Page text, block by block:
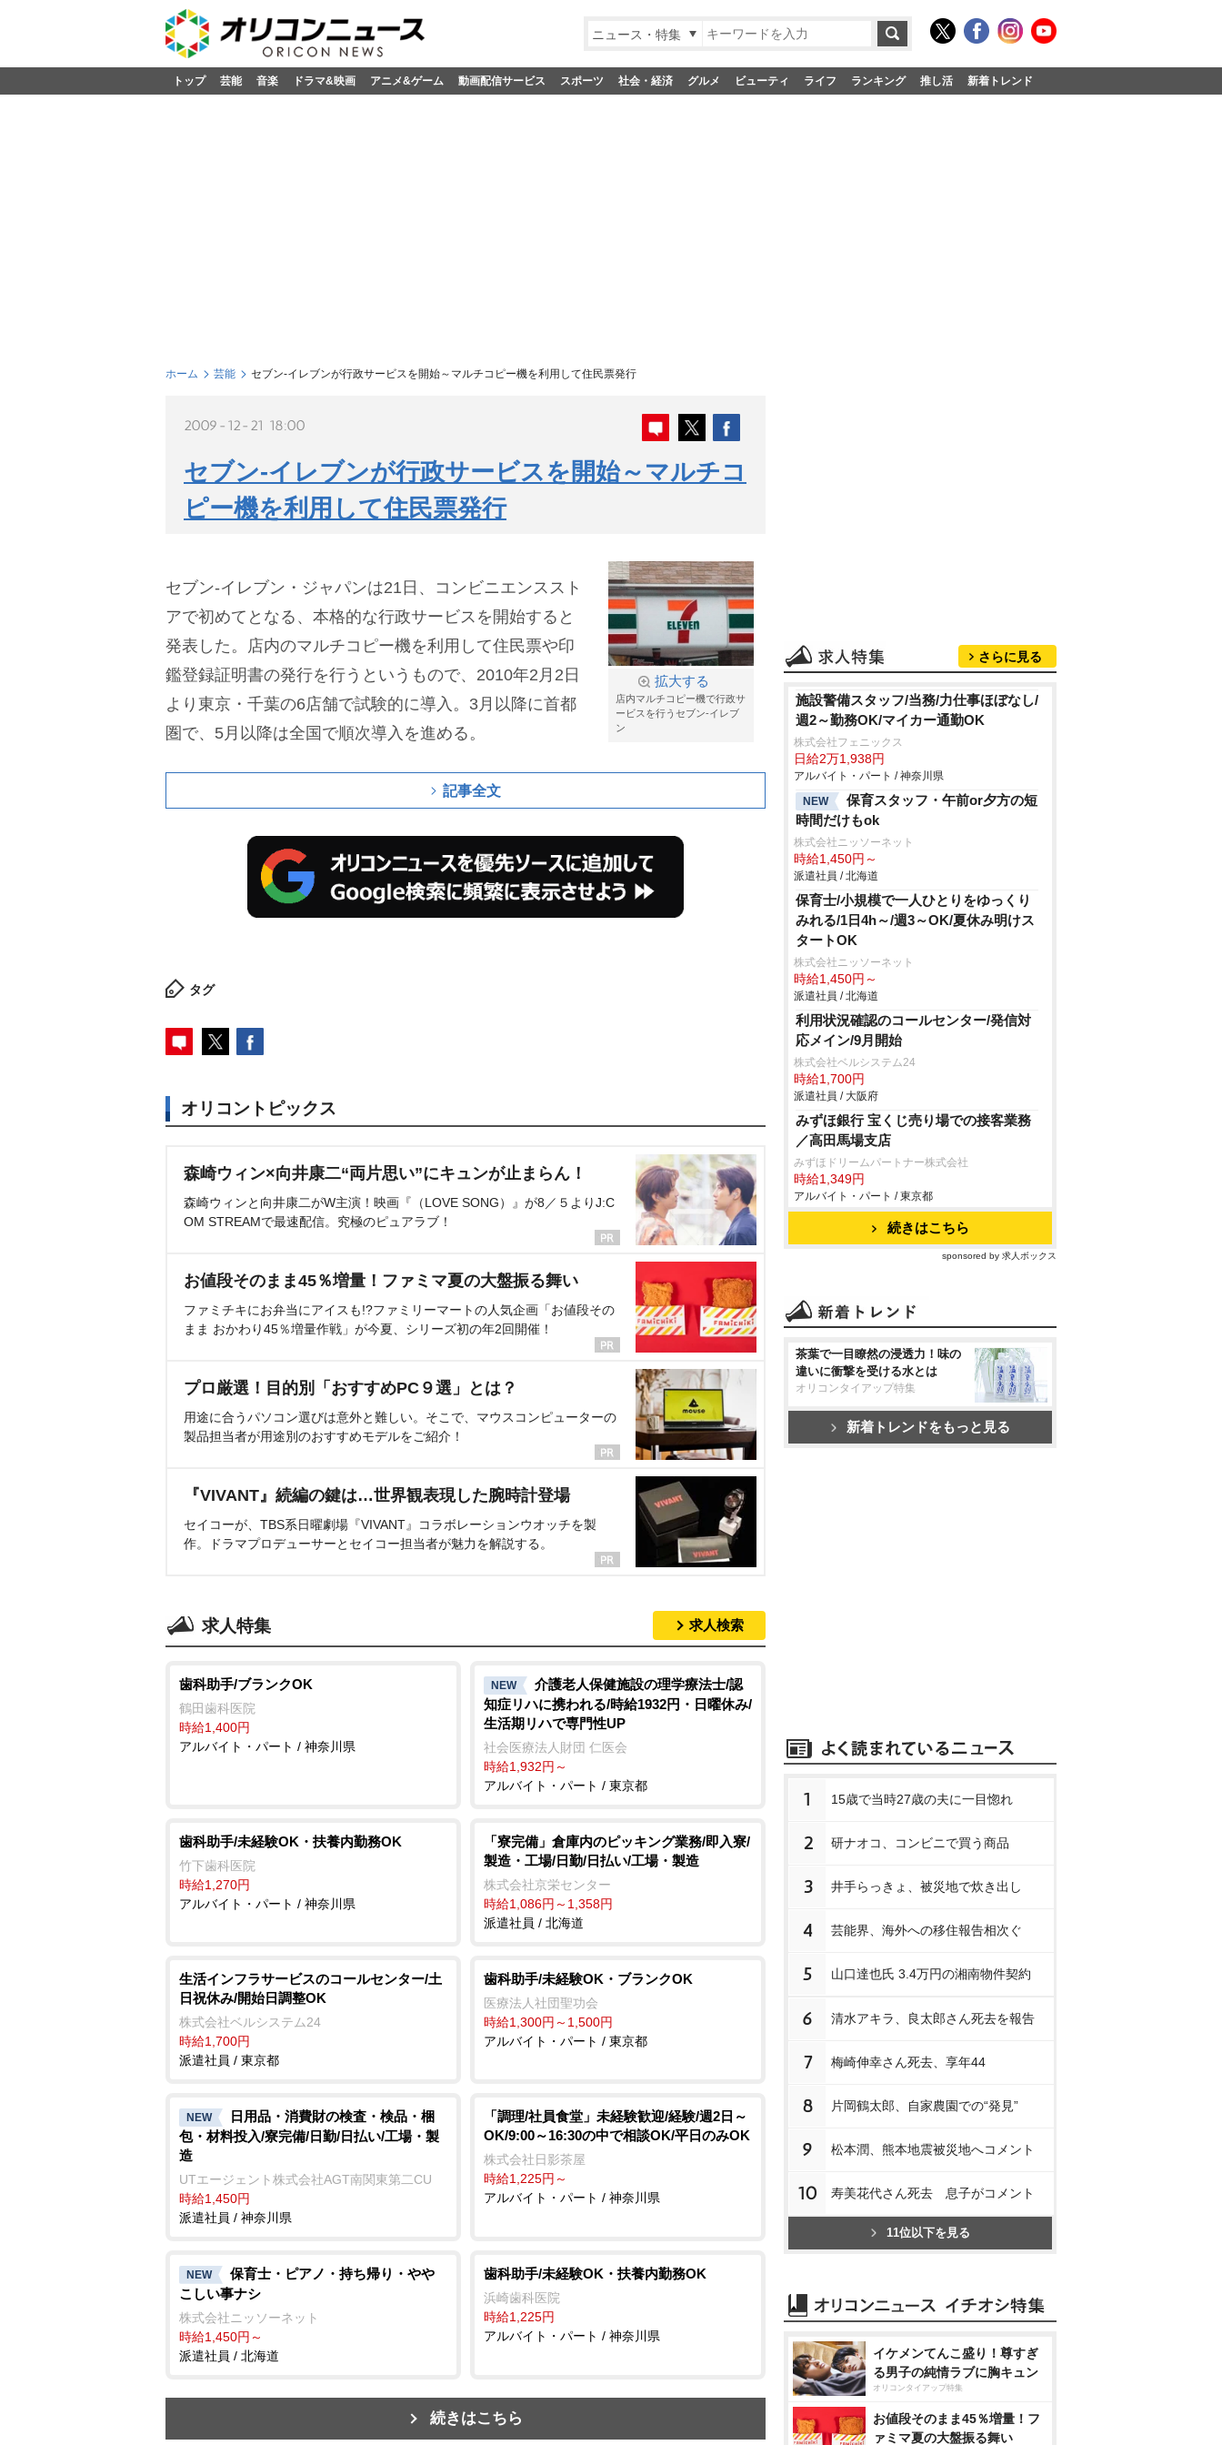
ニュース・特集
トップ 芸能 音楽 ドラマ&映画 アニメ&ゲーム 動画配信サービス スポーツ 社会・経済 グルメ ビューティ ライフ ランキング 推し活 新着トレンド
ホーム 芸能 セブン-イレブンが行政サービスを開始～マルチコピー機を利用して住民票発行
2009-12-21 18:00
セブン-イレブンが行政サービスを開始～マルチコ
ピー機を利用して住民票発行
拡大する
店内マルチコピー機で行政サ
ービスを行うセブン-イレブ
ン
セブン-イレブン・ジャパンは21日、コンビニエンススト
アで初めてとなる、本格的な行政サービスを開始すると
発表した。店内のマルチコピー機を利用して住民票や印
鑑登録証明書の発行を行うというもので、2010年2月2日
より東京・千葉の6店舗で試験的に導入。3月以降に首都
圏で、5月以降は全国で順次導入を進める。
記事全文
タグ
オリコントピックス
森崎ウィン×向井康二“両片思い”にキュンが止まらん！
森崎ウィンと向井康二がW主演！映画『（LOVE SONG）』が8／５よりJ:C
OM STREAMで最速配信。究極のピュアラブ！
お値段そのまま45％増量！ファミマ夏の大盤振る舞い
ファミチキにお弁当にアイスも!?ファミリーマートの人気企画「お値段その
まま おかわり45％増量作戦」が今夏、シリーズ初の年2回開催！
プロ厳選！目的別「おすすめPC９選」とは？
用途に合うパソコン選びは意外と難しい。そこで、マウスコンピューターの
製品担当者が用途別のおすすめモデルをご紹介！
『VIVANT』続編の鍵は…世界観表現した腕時計登場
セイコーが、TBS系日曜劇場『VIVANT』コラボレーションウオッチを製
作。ドラマプロデューサーとセイコー担当者が魅力を解説する。
求人特集 求人検索
歯科助手/ブランクOK
鶴田歯科医院
時給1,400円
アルバイト・パート / 神奈川県
NEW
介護老人保健施設の理学療法士/認
知症リハに携われる/時給1932円・日曜休み/
生活期リハで専門性UP
社会医療法人財団 仁医会
時給1,932円～
アルバイト・パート / 東京都
歯科助手/未経験OK・扶養内勤務OK
竹下歯科医院
時給1,270円
アルバイト・パート / 神奈川県
「寮完備」倉庫内のピッキング業務/即入寮/
製造・工場/日勤/日払い/工場・製造
株式会社京栄センター
時給1,086円～1,358円
派遣社員 / 北海道
生活インフラサービスのコールセンター/土
日祝休み/開始日調整OK
株式会社ベルシステム24
時給1,700円
派遣社員 / 東京都
歯科助手/未経験OK・ブランクOK
医療法人社団聖功会
時給1,300円～1,500円
アルバイト・パート / 東京都
NEW
日用品・消費財の検査・検品・梱
包・材料投入/寮完備/日勤/日払い/工場・製
造
UTエージェント株式会社AGT南関東第二CU
時給1,450円
派遣社員 / 神奈川県
「調理/社員食堂」未経験歓迎/経験/週2日～
OK/9:00～16:30の中で相談OK/平日のみOK
株式会社日影茶屋
時給1,225円～
アルバイト・パート / 神奈川県
NEW
保育士・ピアノ・持ち帰り・
こしい事ナシ
株式会社ニッソーネット
時給1,450円～
派遣社員 / 北海道
歯科助手/未経験OK・扶養内勤務OK
浜崎歯科医院
時給1,225円
アルバイト・パート / 神奈川県
続きはこちら
さらに見る
施設警備スタッフ/当務/力仕事ほぼなし/
週2～勤務OK/マイカー通勤OK
株式会社フェニックス
日給2万1,938円
アルバイト・パート / 神奈川県
NEW
保育スタッフ・午前or夕方の短
時間だけもok
株式会社ニッソーネット
時給1,450円～
派遣社員 / 北海道
保育士/小規模で一人ひとりをゆっくり
みれる/1日4h～/週3～OK/夏休み明けス
タートOK
株式会社ニッソーネット
時給1,450円～
派遣社員 / 北海道
利用状況確認のコールセンター/発信対
応メイン/9月開始
株式会社ベルシステム24
時給1,700円
派遣社員 / 大阪府
みずほ銀行 宝くじ売り場での接客業務
／高田馬場支店
みずほドリームパートナー株式会社
時給1,349円
アルバイト・パート / 東京都
続きはこちら
sponsored by 求人ボックス
茶葉で一目瞭然の浸透力！味の
違いに衝撃を受ける水とは
オリコンタイアップ特集
新着トレンドをもっと見る
1 15歳で当時27歳の夫に一目惚れ
2 研ナオコ、コンビニで買う商品
3 井手らっきょ、被災地で炊き出し
4 芸能界、海外への移住報告相次ぐ
5 山口達也氏 3.4万円の湘南物件契約
6 清水アキラ、良太郎さん死去を報告
7 梅崎伸幸さん死去、享年44
8 片岡鶴太郎、自家農園での“発見”
9 松本潤、熊本地震被災地へコメント
10 寿美花代さん死去 息子がコメント
11位以下を見る
イケメンてんこ盛り！尊すぎ
る男子の純情ラブに胸キュン
オリコンタイアップ特集
お値段そのまま45％増量！フ
ァミマ夏の大盤振る舞い